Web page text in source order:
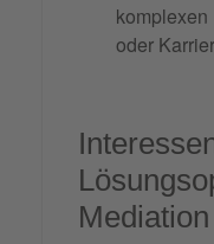
oder
Mediation